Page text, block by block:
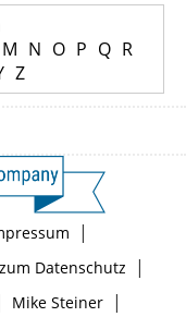
M N O P Q R
Z
|
Datenschutz |
Mike Steiner|